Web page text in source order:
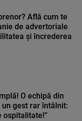
Află cum te
de advertoriale
și încrederea
O echipă din
gest rar întâlnit:
ospitalitate!”